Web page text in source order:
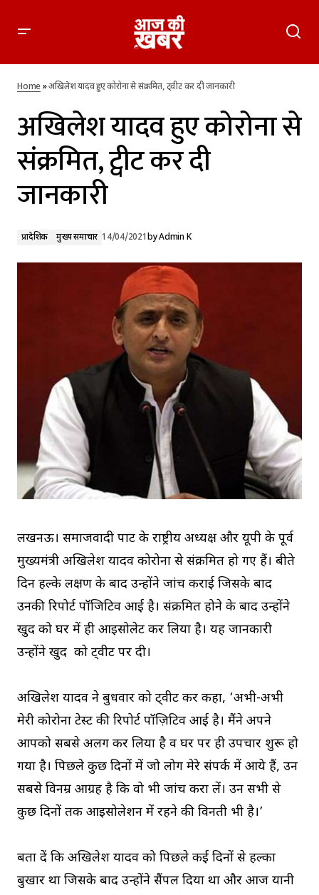
अखिलेश यादव हुए कोरोना से संक्रमित, ट्वीट कर दी जानकारी
Home»अखिलेश यादव हुए कोरोना से संक्रमित, ट्वीट कर दी जानकारी
अखिलेश यादव हुए कोरोना से
संक्रमित, ट्वीट कर दी
जानकारी
प्रादेशिक मुख्य समाचार 14/04/2021byAdmin K
लखनऊ। समाजवादी पार्टी के राष्ट्रीय अध्यक्ष और यूपी के पूर्व
मुख्यमंत्री अखिलेश यादव कोरोना से संक्रमित हो गए हैं। बीते
दिन हल्के लक्षण के बाद उन्होंने जांच कराई जिसके बाद
उनकी रिपोर्ट पॉजिटिव आई है। संक्रमित होने के बाद उन्होंने
खुद को घर में ही आइसोलेट कर लिया है। यह जानकारी
उन्होंने खुद को ट्वीट पर दी।
अखिलेश यादव ने बुधवार को ट्वीट कर कहा, ‘अभी-अभी
मेरी कोरोना टेस्ट की रिपोर्ट पॉज़िटिव आई है। मैंने अपने
आपको सबसे अलग कर लिया है व घर पर ही उपचार शुरू हो
गया है। पिछले कुछ दिनों में जो लोग मेरे संपर्क में आये हैं, उन
सबसे विनम्र आग्रह है कि वो भी जांच करा लें। उन सभी से
कुछ दिनों तक आइसोलेशन में रहने की विनती भी है।’
बता दें कि अखिलेश यादव को पिछले कई दिनों से हल्का
बुखार था जिसके बाद उन्होंने सैंपल दिया था और आज यानी